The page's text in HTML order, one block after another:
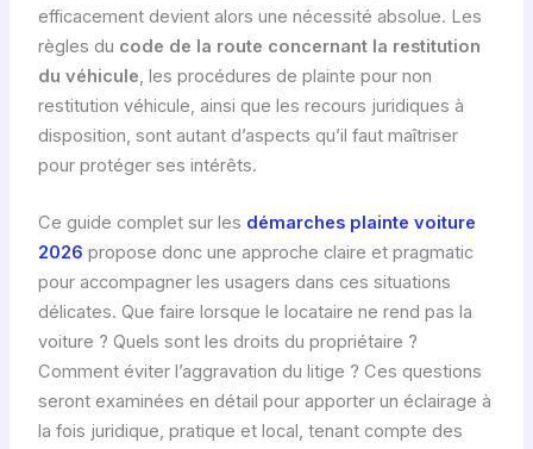
efficacement devient alors une nécessité absolue. Les
règles du code de la route concernant la restitution
du véhicule, les procédures de plainte pour non
restitution véhicule, ainsi que les recours juridiques à
disposition, sont autant d’aspects qu’il faut maîtriser
pour protéger ses intérêts.
Ce guide complet sur les démarches plainte voiture
2026 propose donc une approche claire et pragmatic
pour accompagner les usagers dans ces situations
délicates. Que faire lorsque le locataire ne rend pas la
voiture ? Quels sont les droits du propriétaire ?
Comment éviter l’aggravation du litige ? Ces questions
seront examinées en détail pour apporter un éclairage à
la fois juridique, pratique et local, tenant compte des